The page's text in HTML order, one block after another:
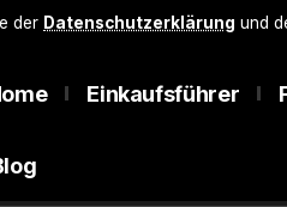
der Datenschutzerklärung und
Einkaufsführer